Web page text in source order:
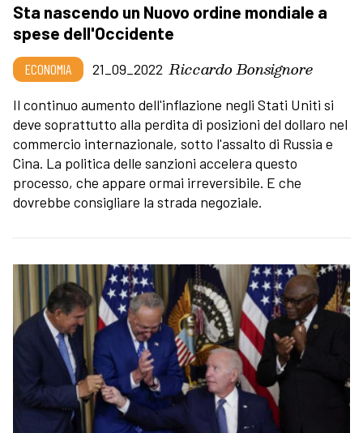
Sta nascendo un Nuovo ordine mondiale a
spese dell'Occidente
ECONOMIA 21_09_2022 Riccardo Bonsignore
Il continuo aumento dell'inflazione negli Stati Uniti si
deve soprattutto alla perdita di posizioni del dollaro nel
commercio internazionale, sotto l'assalto di Russia e
Cina. La politica delle sanzioni accelera questo
processo, che appare ormai irreversibile. E che
dovrebbe consigliare la strada negoziale.